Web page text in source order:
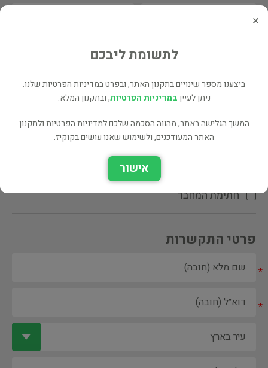
הקדשת המחבר\המתרגם
חתימת המחבר
פרטי התקשרות
*
*
×
לתשומת ליבכם
ביצענו מספר שינויים בתקנון האתר, ובפרט במדיניות הפרטיות שלנו.
ניתן לעייןבמדיניות הפרטיות, ובתקנון המלא.
המשך הגלישה באתר, מהווה הסכמה שלכם למדיניות הפרטיות ולתקנון
האתר המעודכנים, ולשימוש שאנו עושים בקוקיז.
אישור